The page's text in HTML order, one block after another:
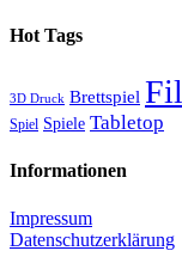
Hot Tags
3D Druck Brettspiel
Spiel Spiele Tabletop
Informationen
Impressum
Datenschutzerklärung